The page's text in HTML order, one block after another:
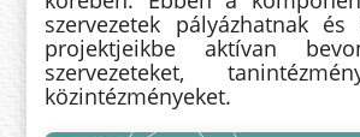
szervezetek pályázhatnak
projektjeikbe aktívan
szervezeteket,
közintézményeket.